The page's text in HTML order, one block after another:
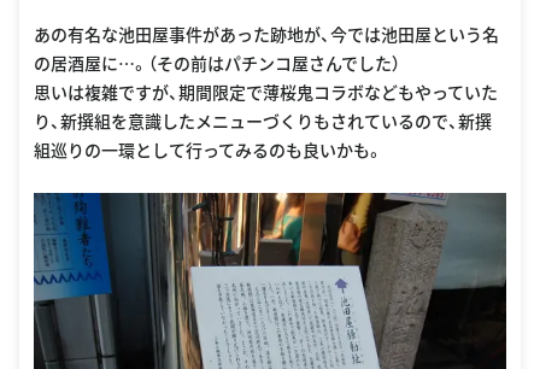
あの有名な池田屋事件があった跡地が、今では池田屋という名
の居酒屋に…。（その前はパチンコ屋さんでした）
思いは複雑ですが、期間限定で薄桜鬼コラボなどもやっていた
り、新撰組を意識したメニューづくりもされているので、新撰
組巡りの一環として行ってみるのも良いかも。